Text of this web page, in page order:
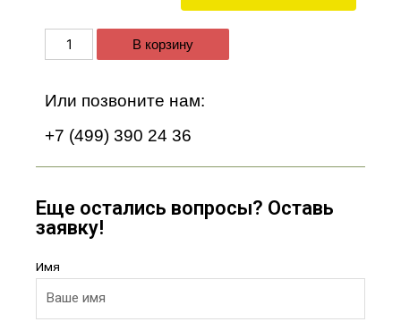
В корзину
Или позвоните нам:
+7 (499) 390 24 36
Еще остались вопросы? Оставь
заявку!
Имя